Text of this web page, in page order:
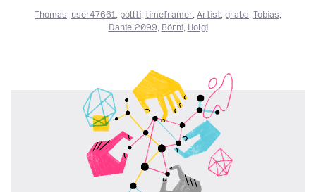
Thomas user47661 pollti timeframer, Artist graba Tobias
Daniel2099 Börni, Holgi